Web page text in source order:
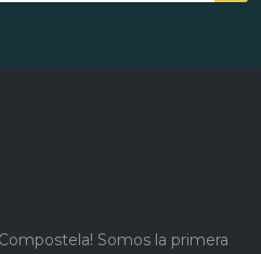
Somos la primera